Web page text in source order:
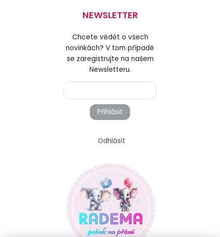
NEWSLETTER
Chcete vědět o všech
novinkách? V tom případě
se zaregistrujte na našem
Newsletteru.
Přihlásit
Odhlásit